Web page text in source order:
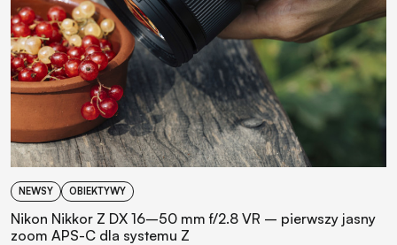
NEWSY OBIEKTYWY
Nikon Nikkor Z DX 16–50 mm f/2.8 VR – pierwszy jasny
zoom APS-C dla systemu Z